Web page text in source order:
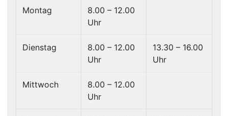
Montag
8.00 – 12.00
Uhr
Dienstag
8.00 – 12.00
Uhr
13.30 – 16.00
Uhr
Mittwoch
8.00 – 12.00
Uhr